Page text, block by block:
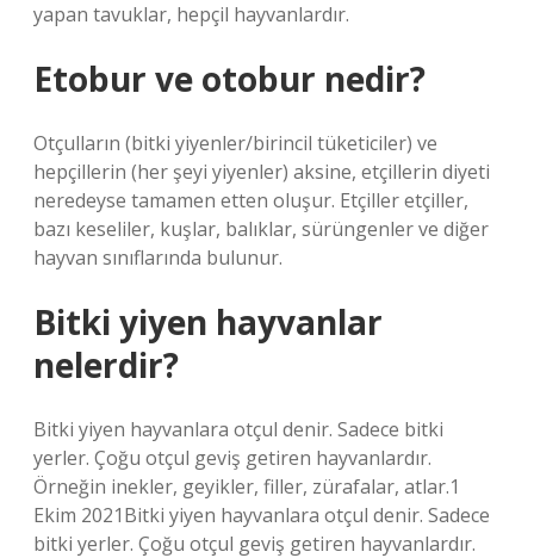
yapan tavuklar, hepçil hayvanlardır.
Etobur ve otobur nedir?
Otçulların (bitki yiyenler/birincil tüketiciler) ve
hepçillerin (her şeyi yiyenler) aksine, etçillerin diyeti
neredeyse tamamen etten oluşur. Etçiller etçiller,
bazı keseliler, kuşlar, balıklar, sürüngenler ve diğer
hayvan sınıflarında bulunur.
Bitki yiyen hayvanlar
nelerdir?
Bitki yiyen hayvanlara otçul denir. Sadece bitki
yerler. Çoğu otçul geviş getiren hayvanlardır.
Örneğin inekler, geyikler, filler, zürafalar, atlar.1
Ekim 2021Bitki yiyen hayvanlara otçul denir. Sadece
bitki yerler. Çoğu otçul geviş getiren hayvanlardır.